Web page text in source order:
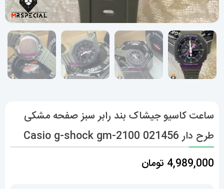
ساعت کاسیو جیشاک بند رابر سبز صفحه مشکی
طرح دار Casio g-shock gm-2100 021456
4,989,000 تومان